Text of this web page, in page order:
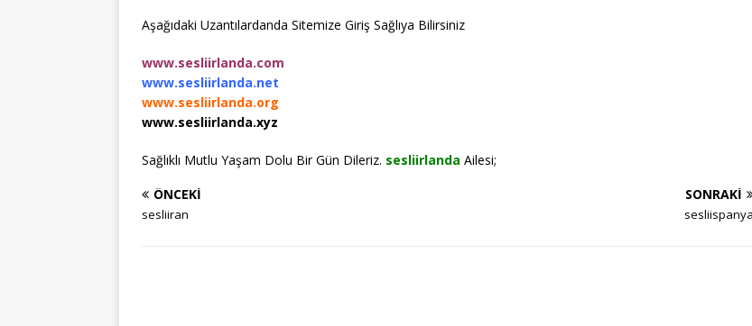
Aşağıdaki Uzantılardanda Sitemize Giriş Sağlıya Bilirsiniz
www.sesliirlanda.com
www.sesliirlanda.net
www.sesliirlanda.org
www.sesliirlanda.xyz
Sağlıklı Mutlu Yaşam Dolu Bir Gün Dileriz. sesliirlanda Ailesi;
ÖNCEKI
sesliiran
SONRAKI
sesliispanya